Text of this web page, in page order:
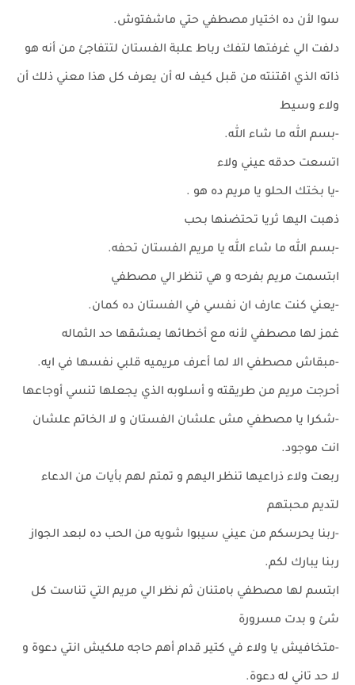
سوا لأن ده اختيار مصطفي حتي ماشفتوش.
دلفت الي غرفتها لتفك رباط علبة الفستان لتتفاجئ من أنه هو
ذاته الذي اقتنته من قبل كيف له أن يعرف كل هذا معني ذلك أن
ولاء وسيط
-بسم الله ما شاء الله.
اتسعت حدقه عيني ولاء
-يا بختك الحلو يا مريم ده هو .
ذهبت اليها ثريا تحتضنها بحب
-بسم الله ما شاء الله يا مريم الفستان تحفه.
ابتسمت مريم بفرحه و هي تنظر الي مصطفي
-يعني كنت عارف ان نفسي في الفستان ده كمان.
غمز لها مصطفي لأنه مع أخطائها يعشقها حد الثماله
-مبقاش مصطفي الا لما أعرف مريميه قلبي نفسها في ايه.
أحرجت مريم من طريقته و أسلوبه الذي يجعلها تنسي أوجاعها
-شكرا يا مصطفي مش علشان الفستان و لا الخاتم علشان
انت موجود.
ربعت ولاء ذراعيها تنظر اليهم و تمتم لهم بأيات من الدعاء
لتديم محبتهم
-ربنا يحرسكم من عيني سيبوا شويه من الحب ده لبعد الجواز
ربنا يبارك لكم.
ابتسم لها مصطفي بامتنان ثم نظر الي مريم التي تناست كل
شئ و بدت مسرورة
-متخافيش يا ولاء في كتير قدام أهم حاجه ملكيش انتي دعوة و
لا حد تاني له دعوة.